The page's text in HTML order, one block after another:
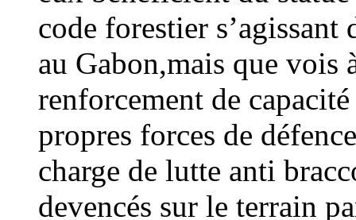
code forestier
au Gabon,mais que
renforcement de
propres forces de
charge de lutte anti
devencés sur le terrain